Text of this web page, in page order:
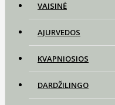
VAISINĖ
AJURVEDOS
KVAPNIOSIOS
DARDŽILINGO